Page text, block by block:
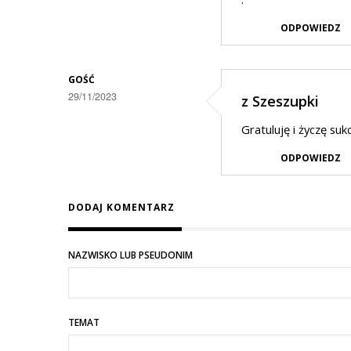
ODPOWIEDZ
GOŚĆ
29/11/2023 z Szeszupki
Gratuluję i życzę
ODPOWIEDZ
DODAJ KOMENTARZ
NAZWISKO LUB PSEUDONIM
TEMAT